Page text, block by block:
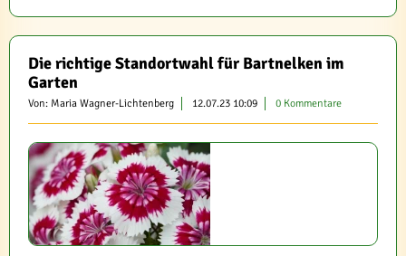
Die richtige Standortwahl für Bartnelken im
Garten
Von: Maria Wagner-Lichtenberg 12.07.23 10:09 0 Kommentare